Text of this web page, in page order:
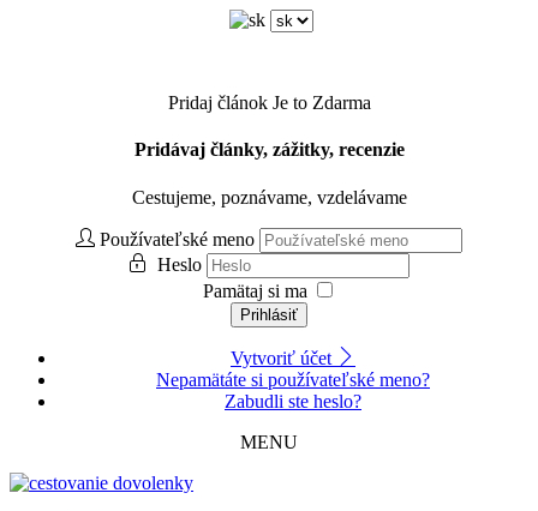
Pridaj článok Je to Zdarma
Pridávaj články, zážitky, recenzie
Cestujeme, poznávame, vzdelávame
Používateľské meno
Heslo
Pamätaj si ma
Prihlásiť
Vytvoriť účet
Nepamätáte si používateľské meno?
Zabudli ste heslo?
MENU